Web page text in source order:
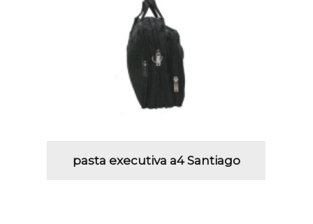
pasta executiva a4 Santiago